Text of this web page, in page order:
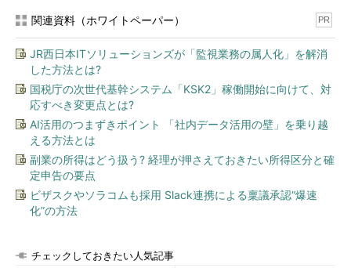
関連資料（ホワイトペーパー） PR
JR西日本ITソリューションズが「監視業務の属人化」を解消
した方法とは?
国税庁の次世代基幹システム「KSK2」稼働開始に向けて、対
応すべき変更点とは?
AI活用のつまずきポイント 「社内データ活用の壁」を乗り越
える方法とは
副業の所得はどう扱う? 経理が押さえておきたい所得区分と確
定申告の要点
ビザスクやソラコムも採用 Slack連携による稟議承認“爆速
化”の方法
チェックしておきたい人気記事